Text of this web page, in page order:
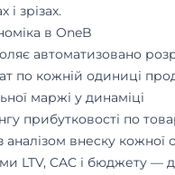
зрізах.
в OneB
автоматизовано
по кожній одиниці
маржі у динаміці
прибутковості по
внеску кожної
LTV, CAC і бюджету —